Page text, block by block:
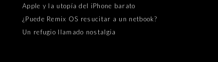
Apple y la utopía del iPhone barato
¿Puede Remix OS resucitar a un netbook?
Un refugio llamado nostalgia